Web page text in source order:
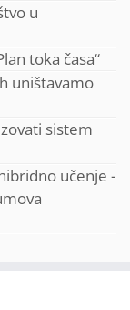
u
toka časa“
uništavamo
sistem
učenje -